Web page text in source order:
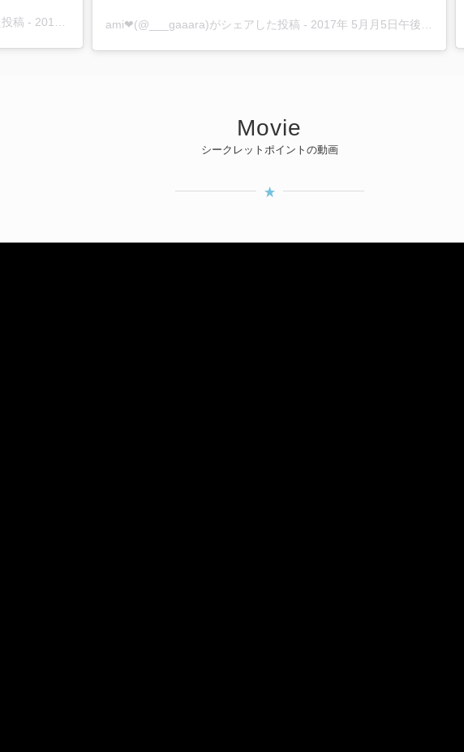
稿 - 2019年 7月月23日午後5時04分PDT ami❤︎(@___gaaara)がシェアした投稿 - 2017年 5月月5日午後3時34分PDT
Movie
シークレットポイントの動画